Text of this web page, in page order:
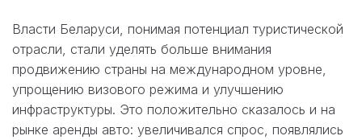
Власти Беларуси, понимая потенциал туристической
отрасли, стали уделять больше внимания
продвижению страны на международном уровне,
упрощению визового режима и улучшению
инфраструктуры. Это положительно сказалось и на
рынке аренды авто: увеличивался спрос, появлялись